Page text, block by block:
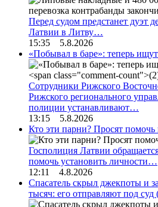
Перед судом предстанет дуэт
Латвии в Литву…
15:35 5.8.2026
«Побывал в баре»: теперь
Сотрудники Рижского
Рижского регионального
полиции устанавливают…
13:15 5.8.2026
Кто эти парни? Просят
Госполиция Латвии
помочь установить личности…
12:11 4.8.2026
Спасатель скрыл джекпоты и
тысяч: его отправляют под суд